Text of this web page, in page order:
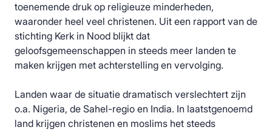
toenemende druk op religieuze minderheden,
waaronder heel veel christenen. Uit een rapport van de
stichting Kerk in Nood blijkt dat
geloofsgemeenschappen in steeds meer landen te
maken krijgen met achterstelling en vervolging.
Landen waar de situatie dramatisch verslechtert zijn
o.a. Nigeria, de Sahel-regio en India. In laatstgenoemd
land krijgen christenen en moslims het steeds